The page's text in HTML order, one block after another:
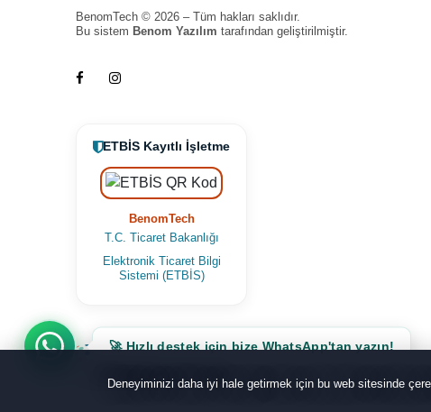
Deneyiminizi daha iyi hale getirmek için bu web sitesinde
BenomTech © 2026 – Tüm hakları saklıdır.
Bu sistem Benom Yazılım tarafından geliştirilmiştir.
ETBİS Kayıtlı İşletme
BenomTech
T.C. Ticaret Bakanlığı
Elektronik Ticaret Bilgi
Sistemi (ETBİS)
🚀 Hızlı destek için bize WhatsApp'tan yazın!